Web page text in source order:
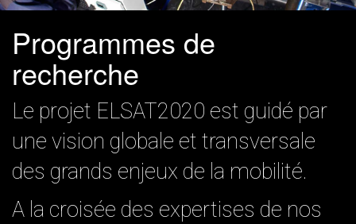
Programmes de
recherche
Le projet ELSAT2020 est guidé par
une vision globale et transversale
des grands enjeux de la mobilité.
A la croisée des expertises de nos